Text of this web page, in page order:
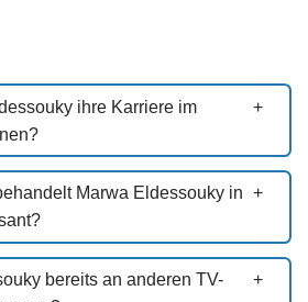
ihre Karriere im
Marwa Eldessouky in
bereits an anderen TV-